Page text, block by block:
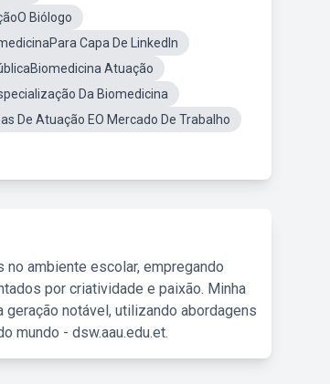
Biólogo
Capa De LinkedIn
Atuação
Da Biomedicina
De Atuação EO Mercado De Trabalho
ambiente escolar, empregando
por criatividade e paixão. Minha
notável, utilizando abordagens
mundo - dsw.aau.edu.et.